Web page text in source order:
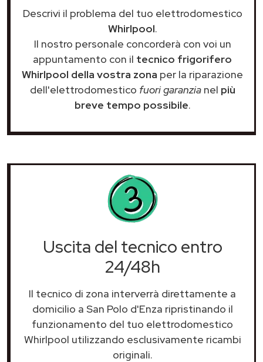
Descrivi il problema del tuo elettrodomestico
Whirlpool.
Il nostro personale concorderà con voi un
appuntamento con il tecnico frigorifero
Whirlpool della vostra zona per la riparazione
dell'elettrodomestico fuori garanzianel più
breve tempo possibile.
Uscita del tecnico entro
24/48h
Il tecnico di zona interverrà direttamente a
domicilio a San Polo d'Enza ripristinando il
funzionamento del tuo elettrodomestico
Whirlpool utilizzando esclusivamente ricambi
originali.